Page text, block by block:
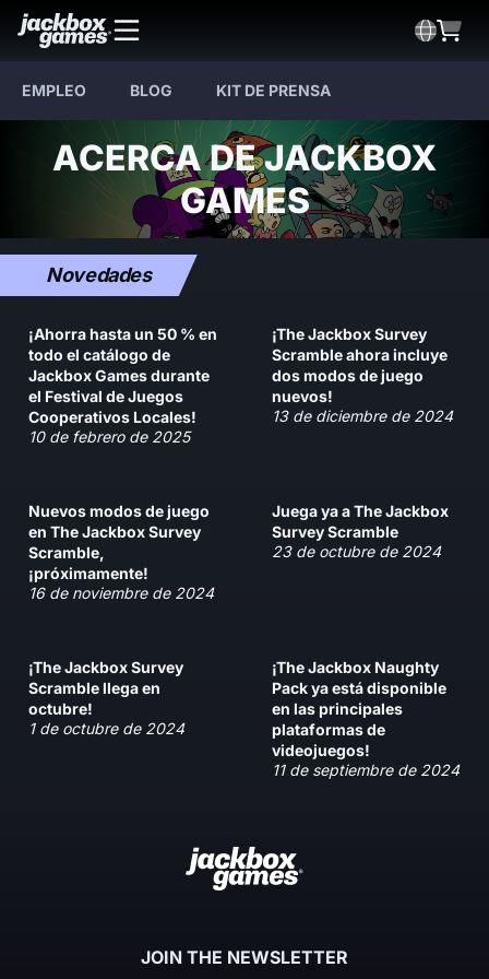
EMPLEO BLOG KIT DE PRENSA
ACERCA DE JACKBOX
GAMES
Novedades
¡Ahorra hasta un 50 % en
todo el catálogo de
Jackbox Games durante
el Festival de Juegos
Cooperativos Locales!
10 de febrero de 2025
¡The Jackbox Survey
Scramble ahora incluye
dos modos de juego
nuevos!
13 de diciembre de 2024
Nuevos modos de juego
en The Jackbox Survey
Scramble,
¡próximamente!
16 de noviembre de 2024
Juega ya a The Jackbox
Survey Scramble
23 de octubre de 2024
¡The Jackbox Survey
Scramble llega en
octubre!
1 de octubre de 2024
¡The Jackbox Naughty
Pack ya está disponible
en las principales
plataformas de
videojuegos!
11 de septiembre de 2024
JOIN THE NEWSLETTER